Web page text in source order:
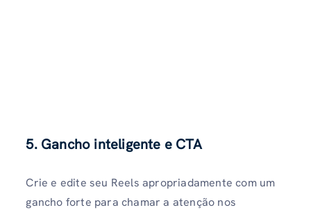
5. Gancho inteligente e CTA
Crie e edite seu Reels apropriadamente com um
gancho forte para chamar a atenção nos